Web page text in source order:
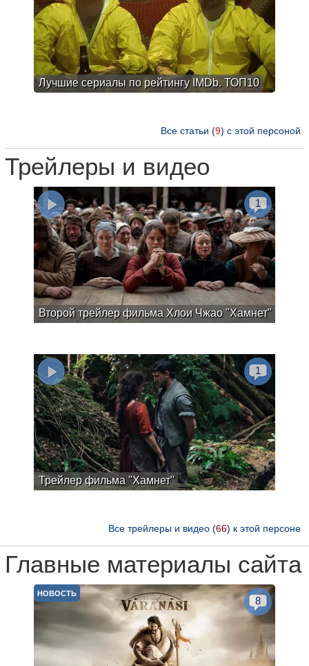
Лучшие сериалы по рейтингу IMDb. ТОП10
Все статьи (9) с этой персоной
Трейлеры и видео
Второй трейлер фильма Хлои Чжао "Хамнет"
1
Трейлер фильма "Хамнет"
1
Все трейлеры и видео (66) к этой персоне
Главные материалы сайта
НОВОСТЬ
8